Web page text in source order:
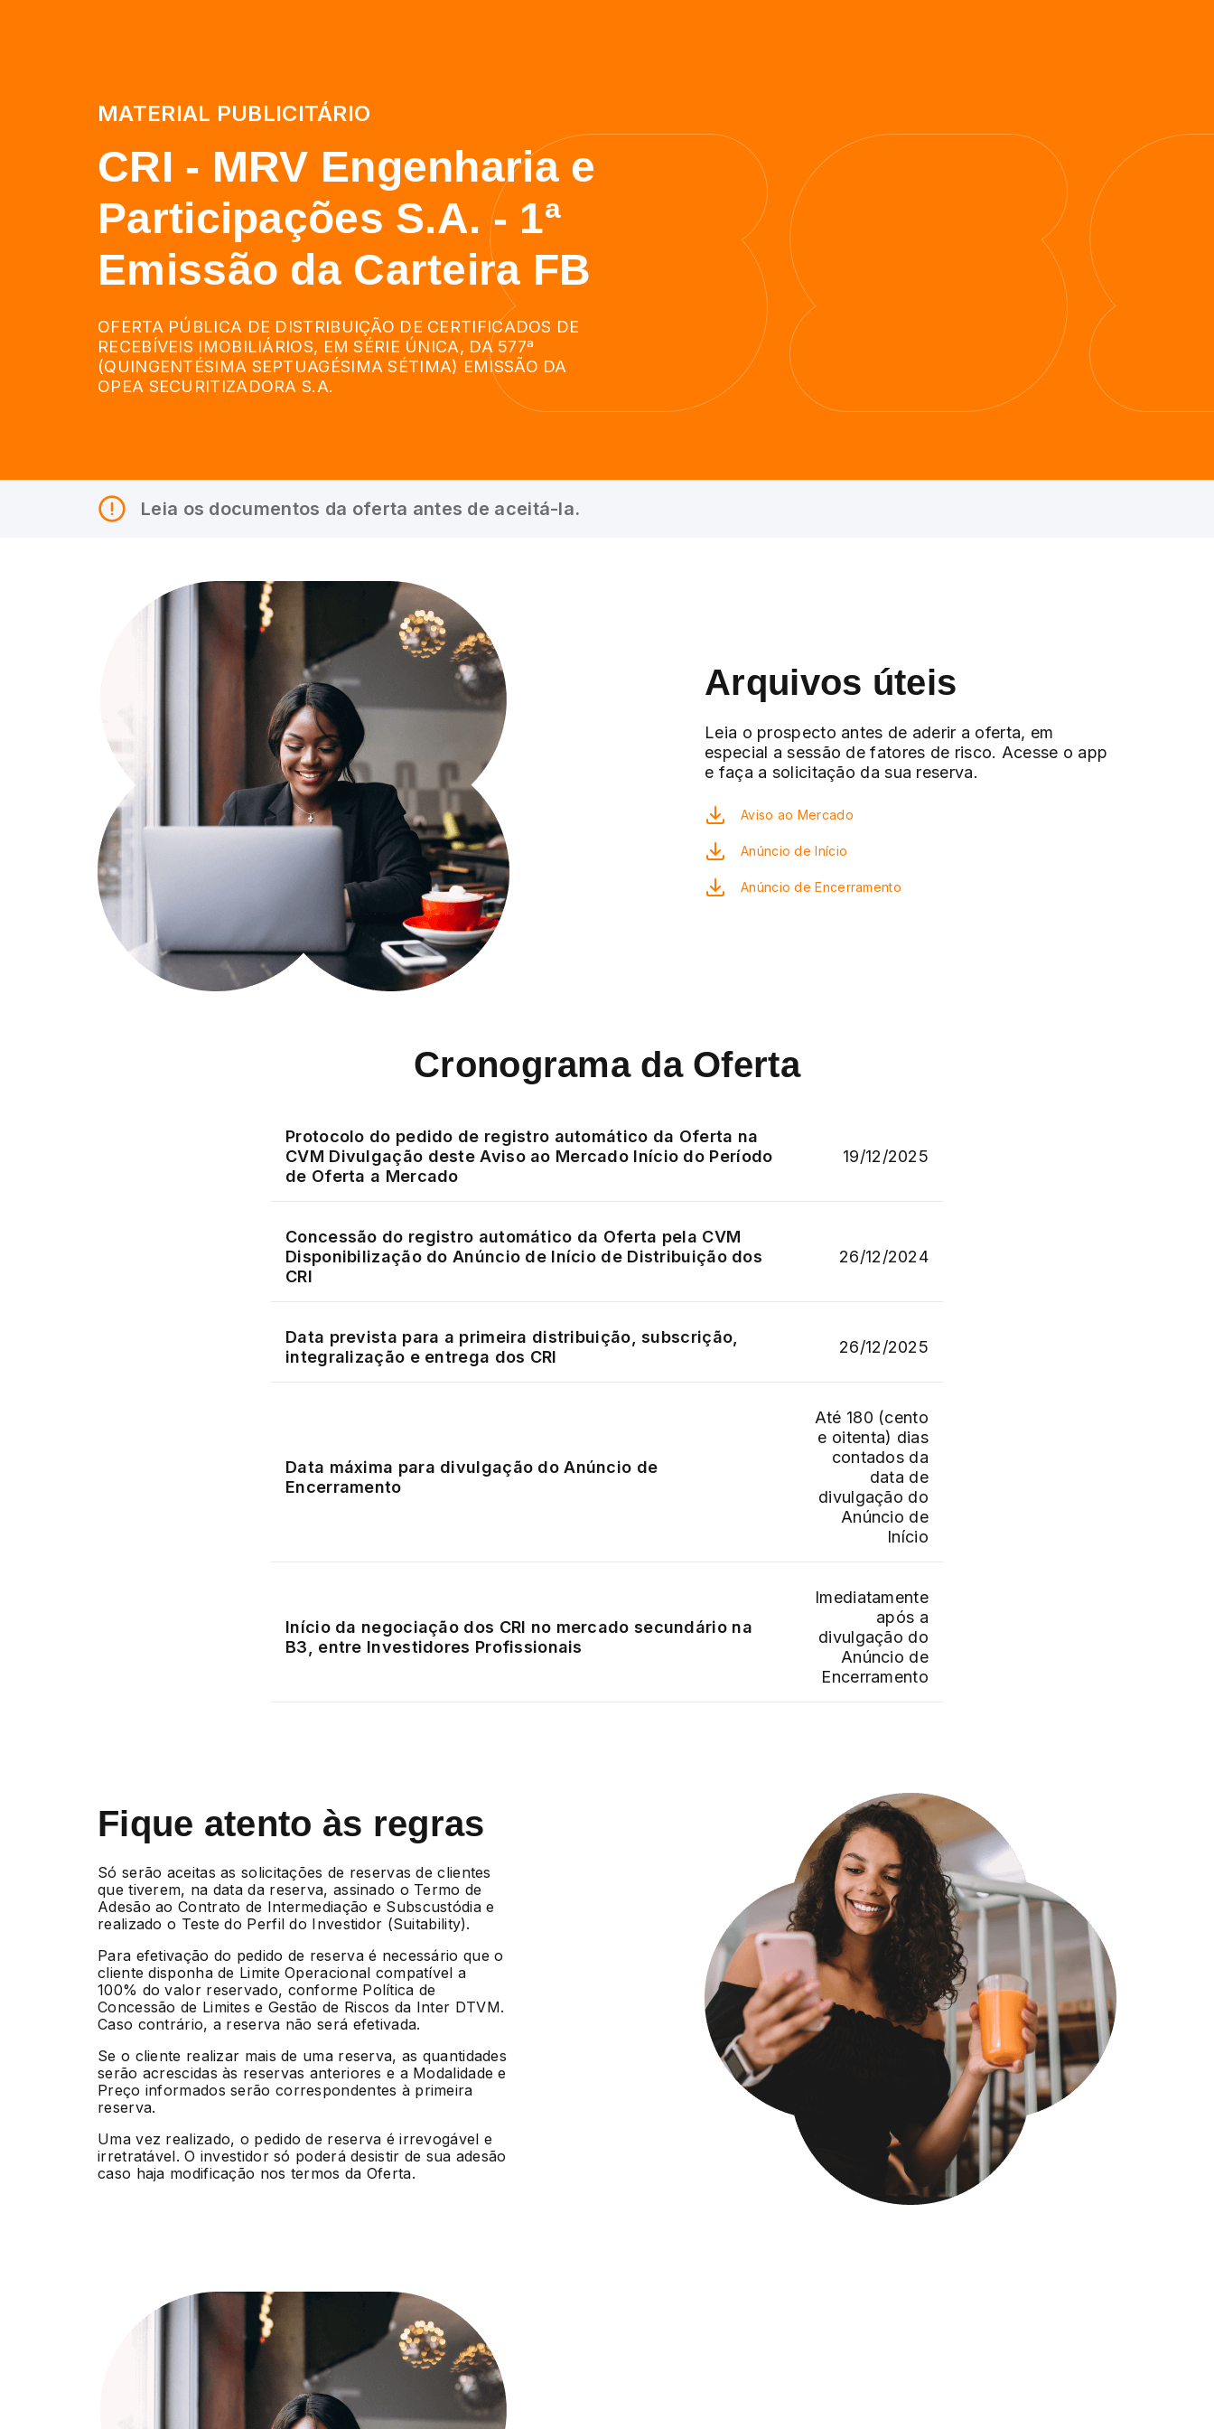
MATERIAL PUBLICITÁRIO
CRI - MRV Engenharia e
Participações S.A. - 1ª
Emissão da Carteira FB
OFERTA PÚBLICA DE DISTRIBUIÇÃO DE CERTIFICADOS DE
RECEBÍVEIS IMOBILIÁRIOS, EM SÉRIE ÚNICA, DA 577ª
(QUINGENTÉSIMA SEPTUAGÉSIMA SÉTIMA) EMISSÃO DA
OPEA SECURITIZADORA S.A.
Leia os documentos da oferta antes de aceitá-la.
Arquivos úteis
Leia o prospecto antes de aderir a oferta, em
especial a sessão de fatores de risco. Acesse o app
e faça a solicitação da sua reserva.
Aviso ao Mercado
Anúncio de Início
Anúncio de Encerramento
Cronograma da Oferta
Protocolo do pedido de registro automático da Oferta na
CVM Divulgação deste Aviso ao Mercado Início do Período
de Oferta a Mercado
19/12/2025
Concessão do registro automático da Oferta pela CVM
Disponibilização do Anúncio de Início de Distribuição dos
CRI
26/12/2024
Data prevista para a primeira distribuição, subscrição,
integralização e entrega dos CRI
26/12/2025
Data máxima para divulgação do Anúncio de
Encerramento
Até 180 (cento
e oitenta) dias
contados da
data de
divulgação do
Anúncio de
Início
Início da negociação dos CRI no mercado secundário na
B3, entre Investidores Profissionais
Imediatamente
após a
divulgação do
Anúncio de
Encerramento
Fique atento às regras
Só serão aceitas as solicitações de reservas de clientes
que tiverem, na data da reserva, assinado o Termo de
Adesão ao Contrato de Intermediação e Subscustódia e
realizado o Teste do Perfil do Investidor (Suitability).
Para efetivação do pedido de reserva é necessário que o
cliente disponha de Limite Operacional compatível a
100% do valor reservado, conforme Política de
Concessão de Limites e Gestão de Riscos da Inter DTVM.
Caso contrário, a reserva não será efetivada.
Se o cliente realizar mais de uma reserva, as quantidades
serão acrescidas às reservas anteriores e a Modalidade e
Preço informados serão correspondentes à primeira
reserva.
Uma vez realizado, o pedido de reserva é irrevogável e
irretratável. O investidor só poderá desistir de sua adesão
caso haja modificação nos termos da Oferta.